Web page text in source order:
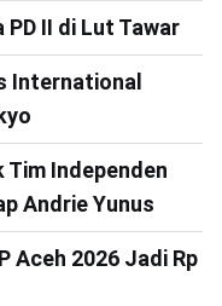
PD II di Lut Tawar
International
Tim Independen
Andrie Yunus
Aceh 2026 Jadi Rp